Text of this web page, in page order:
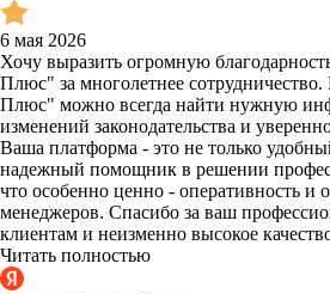
6 мая 2026
Хочу выразить огромную
Плюс" за многолетнее сотрудничество.
Плюс" можно всегда найти нужную
изменений законодательства и
Ваша платформа - это не только
надежный помощник в решении
что особенно ценно - оперативность и
менеджеров. Спасибо за ваш
клиентам и неизменно высокое
Читать полностью